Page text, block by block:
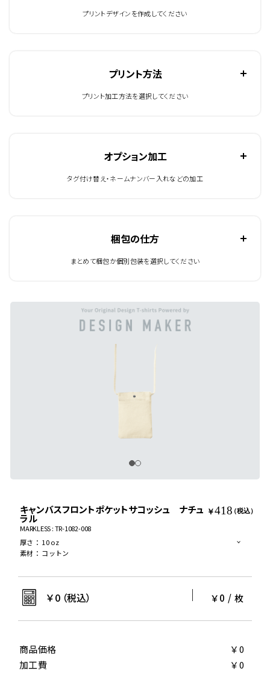
プリントデザインを作成してください
プリント方法
プリント加工方法を選択してください
オプション加工
タグ付け替え・ネームナンバー入れなどの加工
梱包の仕方
まとめて梱包か個別包装を選択してください
キャンバスフロントポケットサコッシュ ナチュ
ラル
￥418（税込）
MARKLESS : TR-1082-008
厚さ ： 10 oz
素材 ： コットン
￥0（税込） ￥0 /枚
商品価格
￥0
加工費
￥0